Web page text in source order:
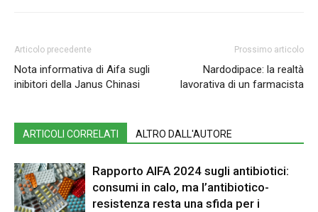
Articolo precedente
Nota informativa di Aifa sugli
inibitori della Janus Chinasi
Prossimo articolo
Nardodipace: la realtà
lavorativa di un farmacista
ARTICOLI CORRELATI ALTRO DALL'AUTORE
Rapporto AIFA 2024 sugli antibiotici:
consumi in calo, ma l’antibiotico-
resistenza resta una sfida per i